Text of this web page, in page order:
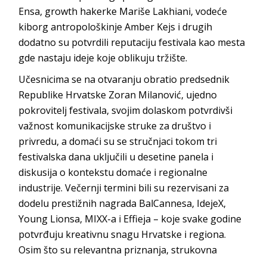
Ensa, growth hakerke Mariše Lakhiani, vodeće
kiborg antropološkinje Amber Kejs i drugih
dodatno su potvrdili reputaciju festivala kao mesta
gde nastaju ideje koje oblikuju tržište.
Učesnicima se na otvaranju obratio predsednik
Republike Hrvatske Zoran Milanović, ujedno
pokrovitelj festivala, svojim dolaskom potvrdivši
važnost komunikacijske struke za društvo i
privredu, a domaći su se stručnjaci tokom tri
festivalska dana uključili u desetine panela i
diskusija o kontekstu domaće i regionalne
industrije. Večernji termini bili su rezervisani za
dodelu prestižnih nagrada BalCannesa, IdejeX,
Young Lionsa, MIXX-a i Effieja – koje svake godine
potvrđuju kreativnu snagu Hrvatske i regiona.
Osim što su relevantna priznanja, strukovna